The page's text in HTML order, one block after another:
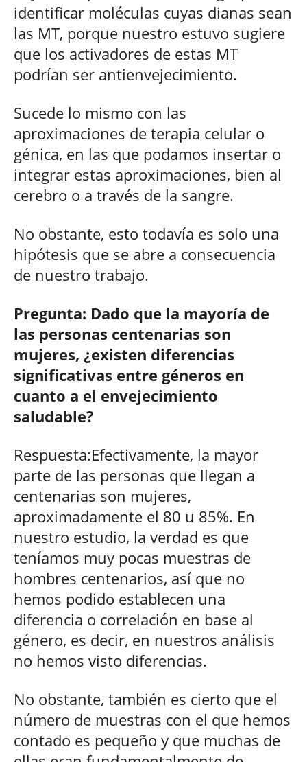
identificar moléculas cuyas dianas sean
las MT, porque nuestro estuvo sugiere
que los activadores de estas MT
podrían ser antienvejecimiento.
Sucede lo mismo con las
aproximaciones de terapia celular o
génica, en las que podamos insertar o
integrar estas aproximaciones, bien al
cerebro o a través de la sangre.
No obstante, esto todavía es solo una
hipótesis que se abre a consecuencia
de nuestro trabajo.
Pregunta: Dado que la mayoría de
las personas centenarias son
mujeres, ¿existen diferencias
significativas entre géneros en
cuanto a el envejecimiento
saludable?
Respuesta:Efectivamente, la mayor
parte de las personas que llegan a
centenarias son mujeres,
aproximadamente el 80 u 85%. En
nuestro estudio, la verdad es que
teníamos muy pocas muestras de
hombres centenarios, así que no
hemos podido establecen una
diferencia o correlación en base al
género, es decir, en nuestros análisis
no hemos visto diferencias.
No obstante, también es cierto que el
número de muestras con el que hemos
contado es pequeño y que muchas de